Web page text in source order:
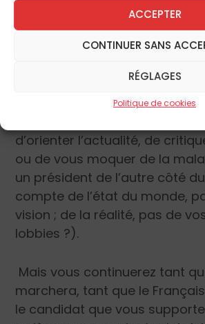
ACCEPTER
CONTINUER SANS
RÉGLAGES
Politique de cookies
Vous, les journalistes,
Sans même parler
leurre, où est votre honnêteté,
métier ? Êtes-vous des
des informateurs ? Des
d’orienter l’actualité, de
ou de vous moquer de la
un président de l’autre côté
compte de l’état du monde,
vision ; de la réalité, pas de
lobbies ?).
Mais vous continuerez tant
marchera, tant que le
le candidat que vous